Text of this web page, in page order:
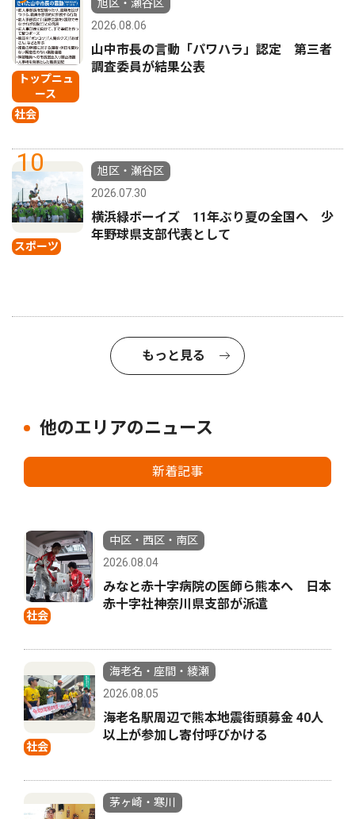
トップニュ
ース
社会
旭区・瀬谷区
2026.08.06
山中市長の言動「パワハラ」認定 第三者
調査委員が結果公表
10
スポーツ
旭区・瀬谷区
2026.07.30
横浜緑ボーイズ 11年ぶり夏の全国へ 少
年野球県支部代表として
もっと見る
他のエリアのニュース
新着記事
社会
中区・西区・南区
2026.08.04
みなと赤十字病院の医師ら熊本へ 日本
赤十字社神奈川県支部が派遣
社会
海老名・座間・綾瀬
2026.08.05
海老名駅周辺で熊本地震街頭募金 40人
以上が参加し寄付呼びかける
茅ヶ崎・寒川